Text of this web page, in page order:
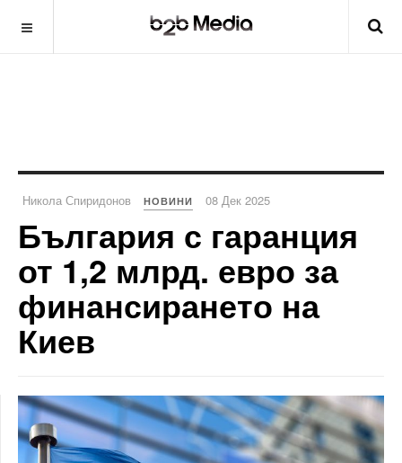
Никола Спиридонов НОВИНИ 08 Дек 2025
България с гаранция
от 1,2 млрд. евро за
финансирането на
Киев